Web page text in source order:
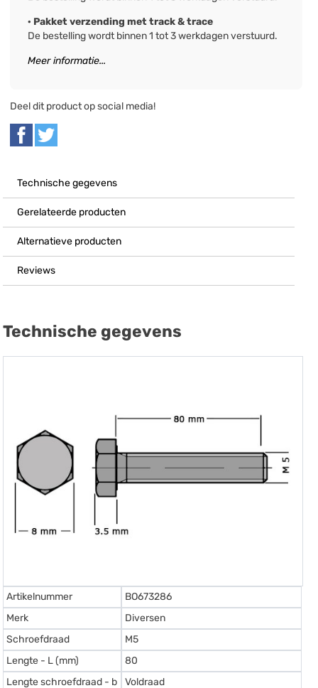
· Pakket verzending met track & trace
De bestelling wordt binnen 1 tot 3 werkdagen verstuurd.
Meer informatie...
Deel dit product op social media!
Technische gegevens
Gerelateerde producten
Alternatieve producten
Reviews
Technische gegevens
Artikelnummer
BO673286
Merk
Diversen
Schroefdraad
M5
Lengte - L (mm)
80
Lengte schroefdraad - b
Voldraad